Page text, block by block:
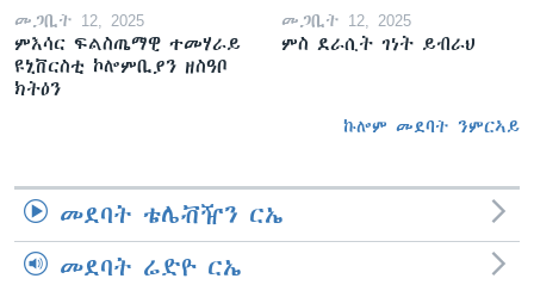
መጋቢት 12, 2025
ምእሳር ፍልስጤማዊ ተመሃራይ
ዩኒቨርስቲ ኮሎምቢያን ዘስዓቦ
ክትዕን
መጋቢት 12, 2025
ምስ ደራሲት ገነት ይብራህ
ኩሎም መደባት ንምርኣይ
መደባት ቴሌቭዥን ርኤ
መደባት ሬድዮ ርኤ